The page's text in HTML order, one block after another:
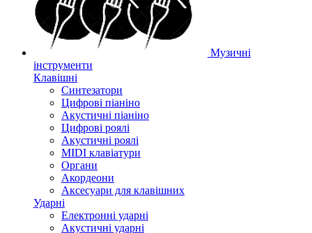
Музичні
інструменти
Клавішні
Синтезатори
Цифрові піаніно
Акустичні піаніно
Цифрові роялі
Акустичні роялі
MIDI клавіатури
Органи
Акордеони
Аксесуари для клавішних
Ударні
Електронні ударні
Акустичні ударні